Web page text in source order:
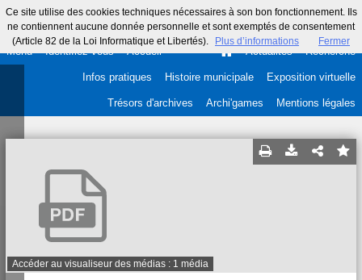
Ce site utilise des cookies techniques nécessaires à son bon fonctionnement. Ils
ne contiennent aucune donnée personnelle et sont exemptés de consentement
(Article 82 de la Loi Informatique et Libertés).
Plus d’informations Fermer
Menu Identifiez-vous Accueil Actualités Recherche
Infos pratiques Histoire municipale Exposition virtuelle
Trésors d'archives Archi'games Mentions légales
Accéder au visualiseur des médias : 1 média